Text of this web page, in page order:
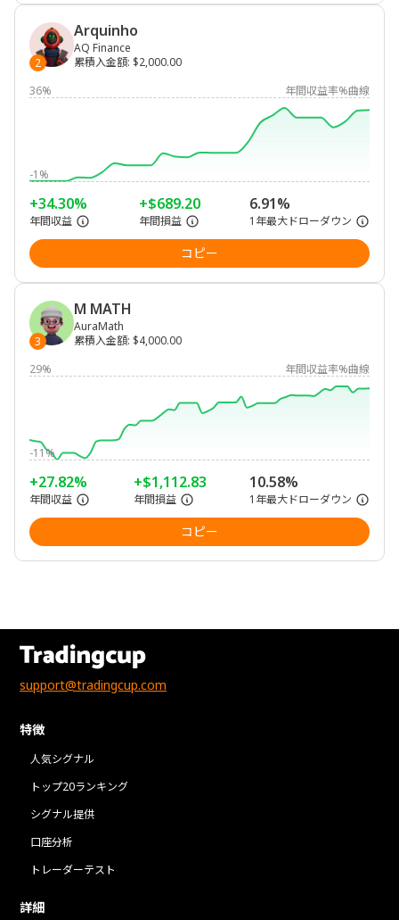
2
Arquinho
AQ Finance
累積入金額: $2,000.00
36%
年間収益率%曲線
-1%
+34.30%
年間収益
+$689.20
年間損益
6.91%
1年最大ドローダウン
コピー
3
M MATH
AuraMath
累積入金額: $4,000.00
29%
年間収益率%曲線
-11%
+27.82%
年間収益
+$1,112.83
年間損益
10.58%
1年最大ドローダウン
コピー
support@tradingcup.com
特徴
人気シグナル
トップ20ランキング
シグナル提供
口座分析
トレーダーテスト
詳細